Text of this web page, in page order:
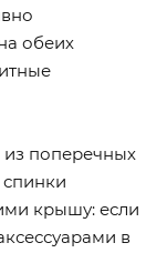
обеих
поперечных
крышу: если
в